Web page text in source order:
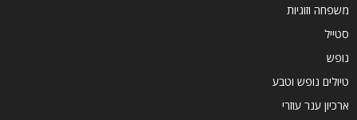
משפחה וזוגיות
סטייל
נופש
טיולים נופש וטבע
ארכיון ענר עוזרי